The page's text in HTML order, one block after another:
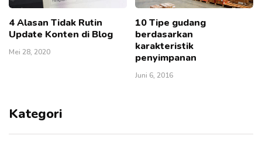
4 Alasan Tidak Rutin
Update Konten di Blog
Mei 28, 2020
10 Tipe gudang
berdasarkan
karakteristik
penyimpanan
Juni 6, 2016
Kategori